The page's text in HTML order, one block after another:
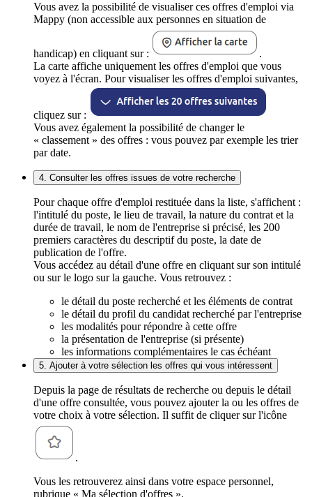
Vous avez la possibilité de visualiser ces offres d'emploi via
Mappy (non accessible aux personnes en situation de
handicap) en cliquant sur :
.
La carte affiche uniquement les offres d'emploi que vous
voyez à l'écran. Pour visualiser les offres d'emploi suivantes,
cliquez sur :
Vous avez également la possibilité de changer le
« classement » des offres : vous pouvez par exemple les trier
par date.
4. Consulter les offres issues de votre recherche
Pour chaque offre d'emploi restituée dans la liste, s'affichent :
l'intitulé du poste, le lieu de travail, la nature du contrat et la
durée de travail, le nom de l'entreprise si précisé, les 200
premiers caractères du descriptif du poste, la date de
publication de l'offre.
Vous accédez au détail d'une offre en cliquant sur son intitulé
ou sur le logo sur la gauche. Vous retrouvez :
le détail du poste recherché et les éléments de contrat
le détail du profil du candidat recherché par l'entreprise
les modalités pour répondre à cette offre
la présentation de l'entreprise (si présente)
les informations complémentaires le cas échéant
5. Ajouter à votre sélection les offres qui vous intéressent
Depuis la page de résultats de recherche ou depuis le détail
d'une offre consultée, vous pouvez ajouter la ou les offres de
votre choix à votre sélection. Il suffit de cliquer sur l'icône
.
Vous les retrouverez ainsi dans votre espace personnel,
rubrique « Ma sélection d'offres ».